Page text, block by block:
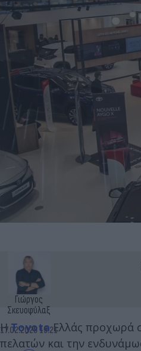
Γιώργος
Σκευοφύλαξ
17.02.2025 15:21
ΗToyotaΕλλάς προχωρά
πελατών και την